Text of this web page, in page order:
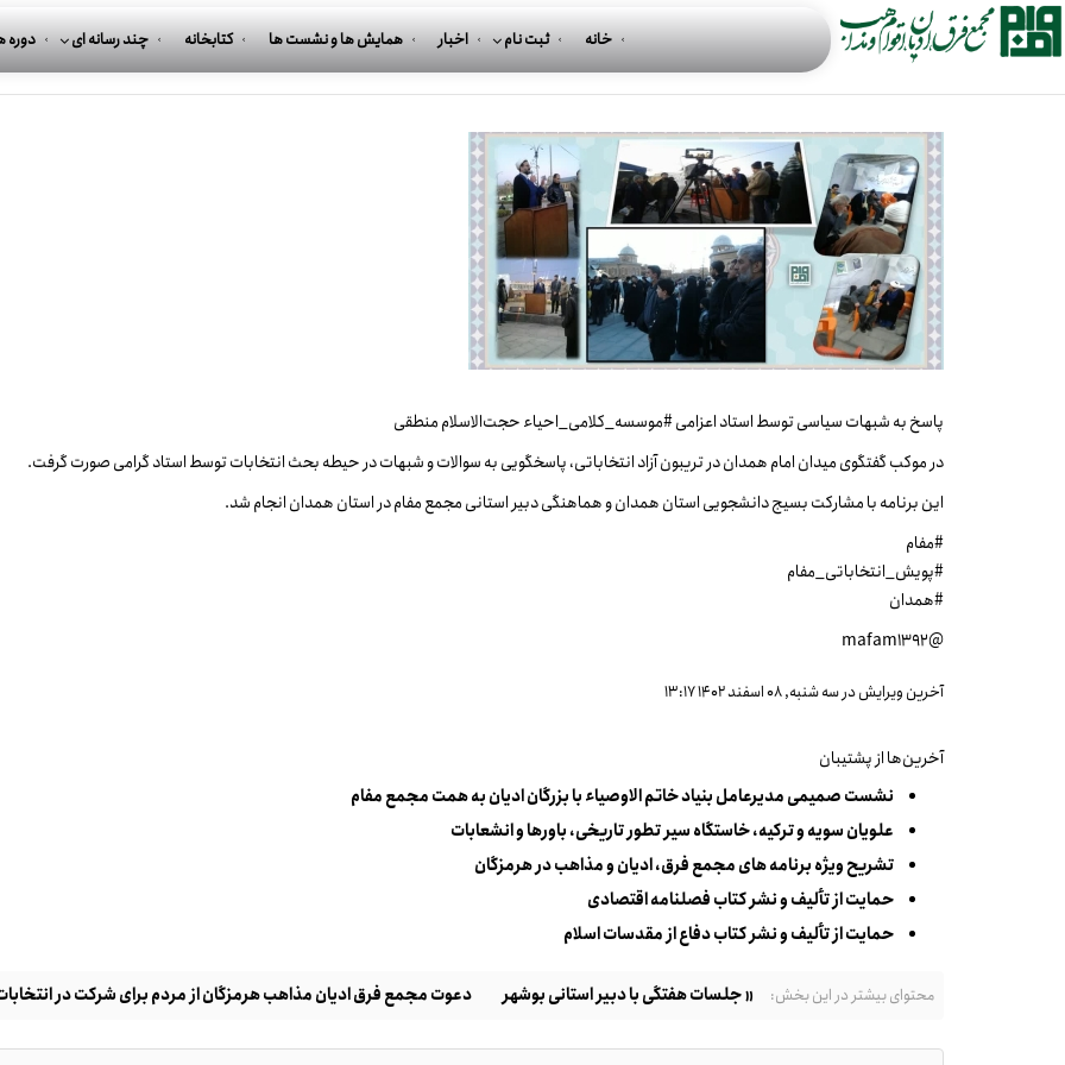
خانه ثبت نام اخبار همایش ها و نشست ها کتابخانه چند رسانه ای دوره
چهارشنبه, 15 -2662 13:16
پاسخ به شبهات سیاسی توسط استاد اعزامی
1 2 3 4 5
پاسخ به شبهات سیاسی توسط استاد اعزامی #موسسه_کلامی_احیاء حجت‌الاسلام منطقی
در موکب گفتگوی میدان امام همدان در تریبون آزاد انتخاباتی، پاسخگویی به سوالات و شبهات در حیطه بحث انتخابات توسط استاد گرامی صورت گرفت.
این برنامه با مشارکت بسیج دانشجویی استان همدان و هماهنگی دبیر استانی مجمع مفام در استان همدان انجام شد.
#مفام
#پویش_انتخاباتی_مفام
#همدان
@mafam1392
آخرین ویرایش در سه شنبه, 08 اسفند 1402 13:17
آخرین‌ها از پشتیبان
نشست صمیمی مدیرعامل بنیاد خاتم الاوصیاء با بزرگان ادیان به همت مجمع مفام
علویان سویه و ترکیه، خاستگاه سیر تطور تاریخی، باورها و انشعابات
تشریح ویژه برنامه های مجمع فرق، ادیان و مذاهب در هرمزگان
حمایت از تألیف و نشر کتاب فصلنامه اقتصادی
حمایت از تألیف و نشر کتاب دفاع از مقدسات اسلام
محتوای بیشتر در این بخش: « جلسات هفتگی با دبیر استانی بوشهر دعوت مجمع فرق ادیان مذاهب هرمزگان از مردم برای شرکت در